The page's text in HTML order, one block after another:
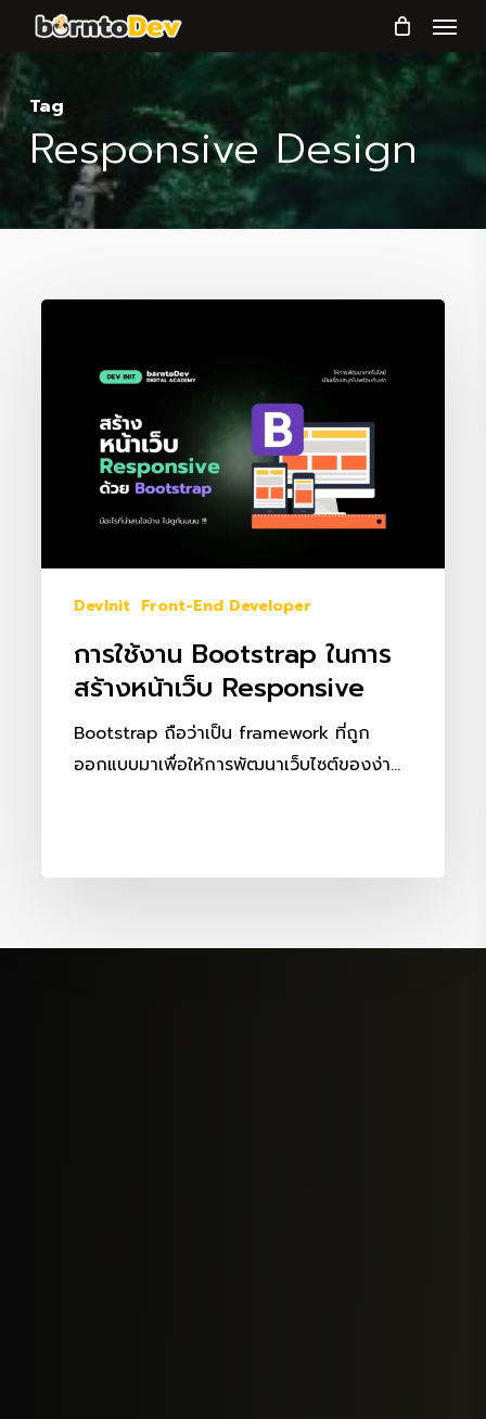
main
content
Menu
Tag
Responsive Design
Bootstrap
เว็บ
Responsive
DevInit Front-End Developer
การใช้งาน Bootstrap ในการ
สร้างหน้าเว็บ Responsive
Bootstrap ถือว่าเป็น framework ที่ถูก
ออกแบบมาเพื่อให้การพัฒนาเว็บไซต์ของง่า…